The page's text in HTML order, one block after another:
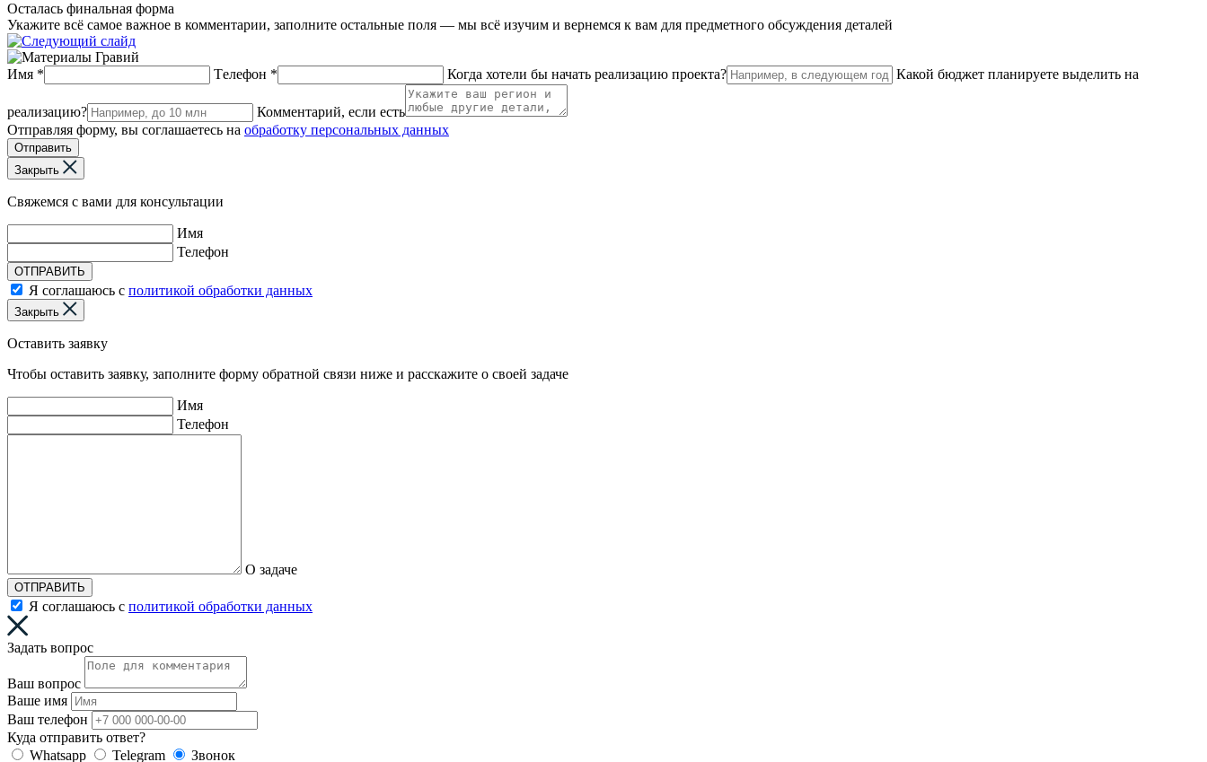
Осталась финальная форма
Укажите всё самое важное в комментарии, заполните остальные поля — мы всё изучим и вернемся к вам для предметного обсуждения деталей
Имя * Tелефон * Когда хотели бы начать реализацию проекта? Какой бюджет планируете выделить на
реализацию?
Комментарий, если есть
Отправляя форму, вы соглашаетесь на обработку персональных данных
Закрыть
Свяжемся с вами для консультации
Имя
Телефон
ОТПРАВИТЬ
Я соглашаюсь с политикой обработки данных
Закрыть
Оставить заявку
Чтобы оставить заявку, заполните форму обратной связи ниже и расскажите о своей задаче
Имя
Телефон
О задаче
ОТПРАВИТЬ
Я соглашаюсь с политикой обработки данных
Задать вопрос
Ваш вопрос
Ваше имя
Ваш телефон
Куда отправить ответ?
Whatsapp
Telegram Звонок